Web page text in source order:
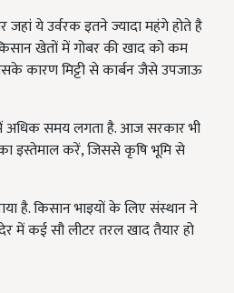
ये उर्वरक इतने ज्यादा महंगे होते है
खेतों में गोबर की खाद को कम
कारण मिट्टी से कार्बन जैसे उपजाऊ
अधिक समय लगता है. आज सरकार भी
इस्तेमाल करें, जिससे कृषि भूमि से
है. किसान भाइयों के लिए संस्थान ने
में कई सौ लीटर तरल खाद तैयार हो